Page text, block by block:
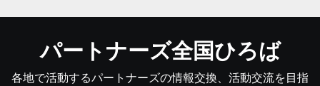
パートナーズ全国ひろば
各地で活動するパートナーズの情報交換、活動交流を目指